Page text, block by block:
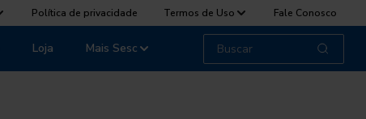
Política de privacidade Termos de Uso Fale Conosco
Loja Mais Sesc